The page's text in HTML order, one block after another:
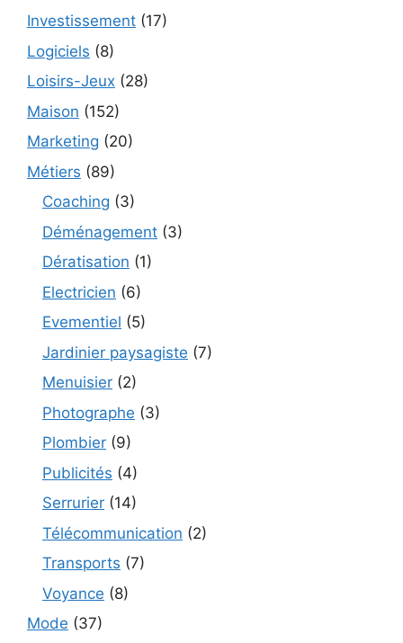
Investissement (17)
Logiciels (8)
Loisirs-Jeux (28)
Maison (152)
Marketing (20)
Métiers (89)
Coaching (3)
Déménagement (3)
Dératisation (1)
Electricien (6)
Evementiel (5)
Jardinier paysagiste (7)
Menuisier (2)
Photographe (3)
Plombier (9)
Publicités (4)
Serrurier (14)
Télécommunication (2)
Transports (7)
Voyance (8)
Mode (37)